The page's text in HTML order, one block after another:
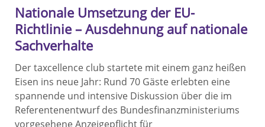
Nationale Umsetzung der EU-
Richtlinie – Ausdehnung auf nationale
Sachverhalte
Der taxcellence club startete mit einem ganz heißen
Eisen ins neue Jahr: Rund 70 Gäste erlebten eine
spannende und intensive Diskussion über die im
Referentenentwurf des Bundesfinanzministeriums
vorgesehene Anzeigepflicht für